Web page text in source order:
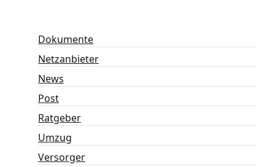
Dokumente
Netzanbieter
News
Post
Ratgeber
Umzug
Versorger